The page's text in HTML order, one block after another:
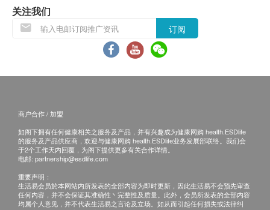
本套餐仅适用于首次至深圳爱尔眼科医院/深圳滨
海爱尔眼科医院的新客户，且套餐内项目仅限一次
性使用，不可分次核销。
此套餐不包括后续治疗费、药费或额外检查项目的
费用。
理），深圳爱尔眼科医院/深圳滨海爱尔眼科医院
保留收取额外费用的权利。
终解释权及修改条款的权利，最新条款以官方网站
公布为准。
关注我们
订阅
商户合作 / 加盟
如阁下拥有任何健康相关之服务及产品，并有兴趣成为健康网购 health.ESDlife
的服务及产品供应商，欢迎与健康网购 health.ESDlife业务发展部联络。我们会
于2个工作天内回覆，为阁下提供更多有关合作详情。
电邮: partnership@esdlife.com
重要声明：
生活易会员於本网站内所发表的全部内容为即时更新，因此生活易不会预先审查
任何内容，并不会保证其准确性丶完整性及质量。此外，会员所发表的全部内容
均属个人意见，并不代表生活易之言论及立场。如从而引起任何损失或法律纠